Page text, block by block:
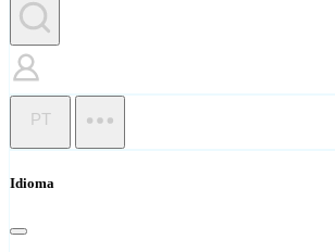
PT
Idioma